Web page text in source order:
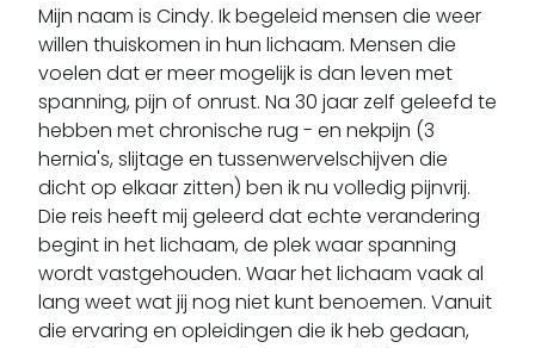
Mijn naam is Cindy. Ik begeleid mensen die weer
willen thuiskomen in hun lichaam. Mensen die
voelen dat er meer mogelijk is dan leven met
spanning, pijn of onrust. Na 30 jaar zelf geleefd te
hebben met chronische rug - en nekpijn (3
hernia's, slijtage en tussenwervelschijven die
dicht op elkaar zitten) ben ik nu volledig pijnvrij.
Die reis heeft mij geleerd dat echte verandering
begint in het lichaam, de plek waar spanning
wordt vastgehouden. Waar het lichaam vaak al
lang weet wat jij nog niet kunt benoemen. Vanuit
die ervaring en opleidingen die ik heb gedaan,